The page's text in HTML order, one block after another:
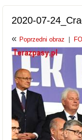
2020-07-
« Poprzedni obraz